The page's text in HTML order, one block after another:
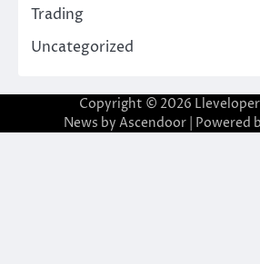
Trading
Uncategorized
Copyright © 2026
News by Ascendoor| Powered